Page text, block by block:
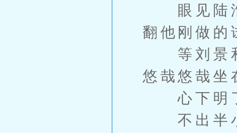
眼见陆淮
翻他刚做的
等刘景和
悠哉悠哉坐
心下明了
不出半小